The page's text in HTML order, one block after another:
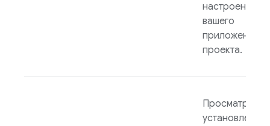
настроено для
вашего
приложения
проекта.